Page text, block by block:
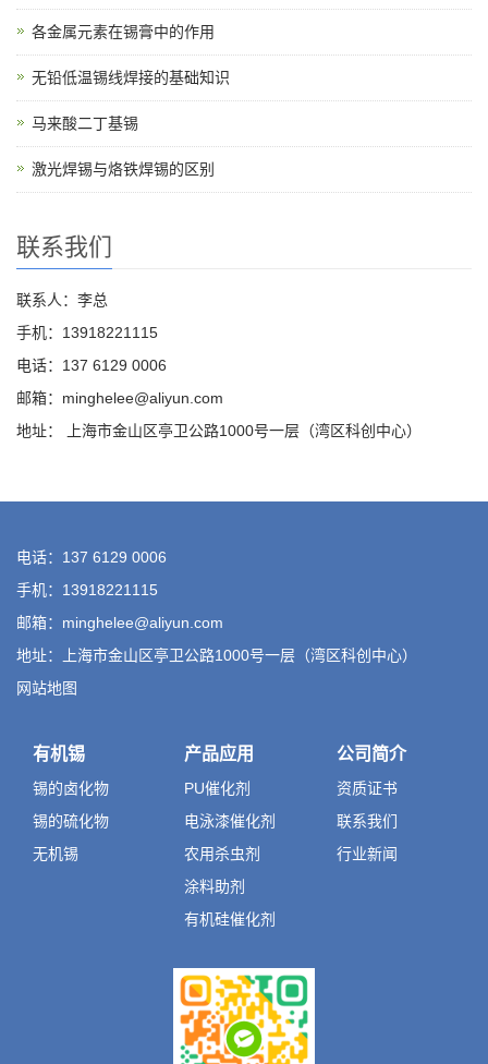
各金属元素在锡膏中的作用
无铅低温锡线焊接的基础知识
马来酸二丁基锡
激光焊锡与烙铁焊锡的区别
联系我们
联系人：李总
手机：13918221115
电话：137 6129 0006
邮箱：minghelee@aliyun.com
地址： 上海市金山区亭卫公路1000号一层（湾区科创中心）
电话：137 6129 0006
手机：13918221115
邮箱：minghelee@aliyun.com
地址：上海市金山区亭卫公路1000号一层（湾区科创中心）
网站地图
有机锡
锡的卤化物
锡的硫化物
无机锡
产品应用
PU催化剂
电泳漆催化剂
农用杀虫剂
涂料助剂
有机硅催化剂
公司简介
资质证书
联系我们
行业新闻